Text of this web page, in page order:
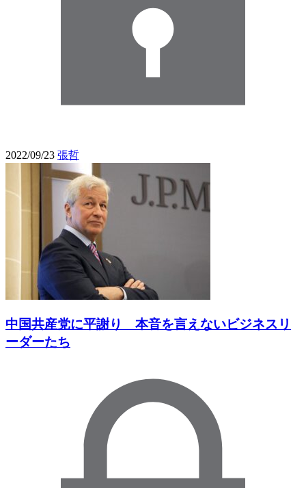
2022/09/23 張哲
中国共産党に平謝り 本音を言えないビジネスリ
ーダーたち